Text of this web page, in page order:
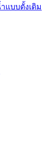
แบบดั้งเดิม